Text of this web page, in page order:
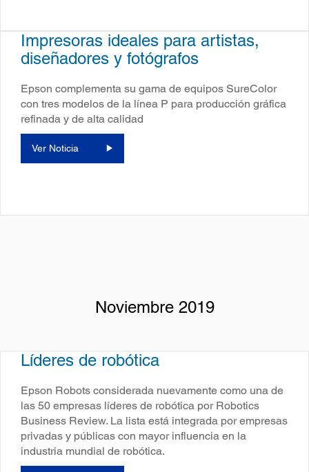
Impresoras ideales para artistas,
diseñadores y fotógrafos
Epson complementa su gama de equipos SureColor
con tres modelos de la línea P para producción gráfica
refinada y de alta calidad
Ver Noticia
Noviembre 2019
Líderes de robótica
Epson Robots considerada nuevamente como una de
las 50 empresas líderes de robótica por Robotics
Business Review. La lista está integrada por empresas
privadas y públicas con mayor influencia en la
industria mundial de robótica.